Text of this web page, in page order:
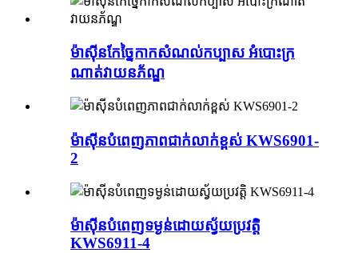
ម៉ាស៊ីនកែច្នៃកាកសំណល់កប្បាស អំបោះក្រ
ណាត់វាយនភ័ណ្ឌ
ម៉ាស៊ីនបំពេញភាពជាក់លាក់ខ្ពស់ KWS6901-
2
ម៉ាស៊ីនបំពេញទម្ងន់ដោយស្វ័យប្រវត្តិ
KWS6911-4